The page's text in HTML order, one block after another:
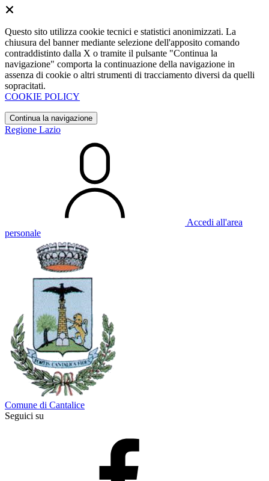
Questo sito utilizza cookie tecnici e statistici anonimizzati. La
chiusura del banner mediante selezione dell'apposito comando
contraddistinto dalla X o tramite il pulsante "Continua la
navigazione" comporta la continuazione della navigazione in
assenza di cookie o altri strumenti di tracciamento diversi da quelli
sopracitati.
COOKIE POLICY
Continua la navigazione
Regione Lazio
Accedi all'area
personale
Comune di Cantalice
Seguici su